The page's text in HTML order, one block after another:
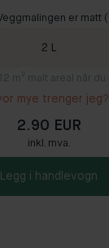
er matt
2 L
m² malt areal når
mye trenger jeg?
2.90 EUR
inkl. mva.
Legg i handlevogn